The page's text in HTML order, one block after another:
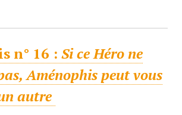
n° 16 : Si ce Héro ne
Aménophis peut vous
autre